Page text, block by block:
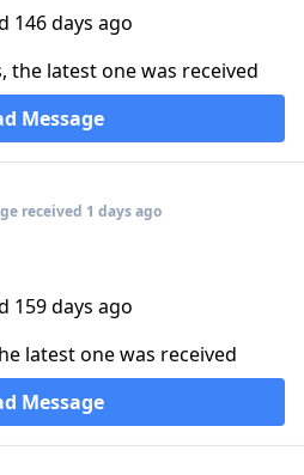
146 days ago
the latest one was received
Message
received 1 days ago
159 days ago
latest one was received
Message